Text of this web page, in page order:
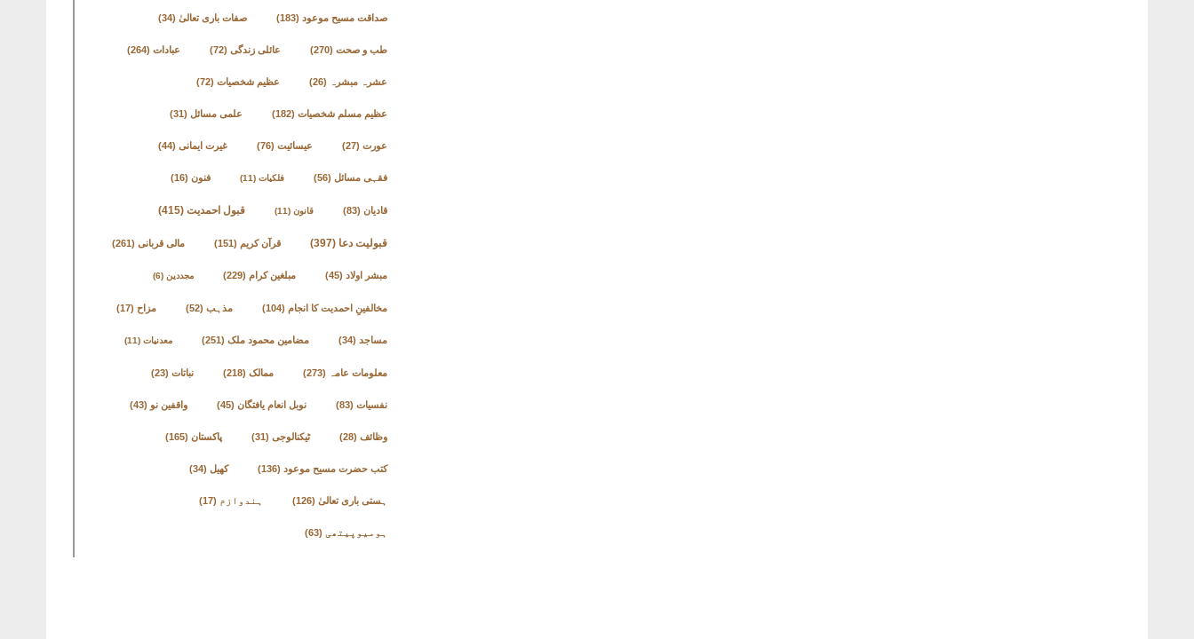
صداقت مسیح موعود(183) صفات باری تعالیٰ(34)
طب و صحت(270) عائلی زندگی(72) عبادات(264)
عشرہ مبشرہ (26) عظیم شخصیات(72)
عظیم مسلم شخصیات(182) علمی مسائل (31)
عورت(27) عیسائیت(76) غیرت ایمانی(44)
فقہی مسائل (56) فلکیات(11) فنون(16)
قادیان(83) قانون(11) قبول احمدیت(415)
قبولیت دعا (397) قرآن کریم (151) مالی قربانی(261)
مبشر اولاد(45) مبلغین کرام (229) مجددین (6)
مخالفینِ احمدیت کا انجام (104) مذہب(52) مزاح(17)
مساجد(34) مضامین محمود ملک(251) معدنیات(11)
معلومات عامہ (273) ممالک(218) نباتات(23)
نفسیات(83) نوبل انعام یافتگان(45) واقفین نو (43)
وظائف(28) ٹیکنالوجی(31) پاکستان(165)
کتب حضرت مسیح موعود(136) کھیل (34)
ہستی باری تعالیٰ(126) ہندوازم (17)
ہومیوپیتھی (63)